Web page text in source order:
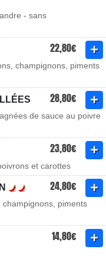
- sans
22,80€
champignons, piments
28,80€
de sauce au poivre
23,80€
et carottes
24,80€
piments
14,80€